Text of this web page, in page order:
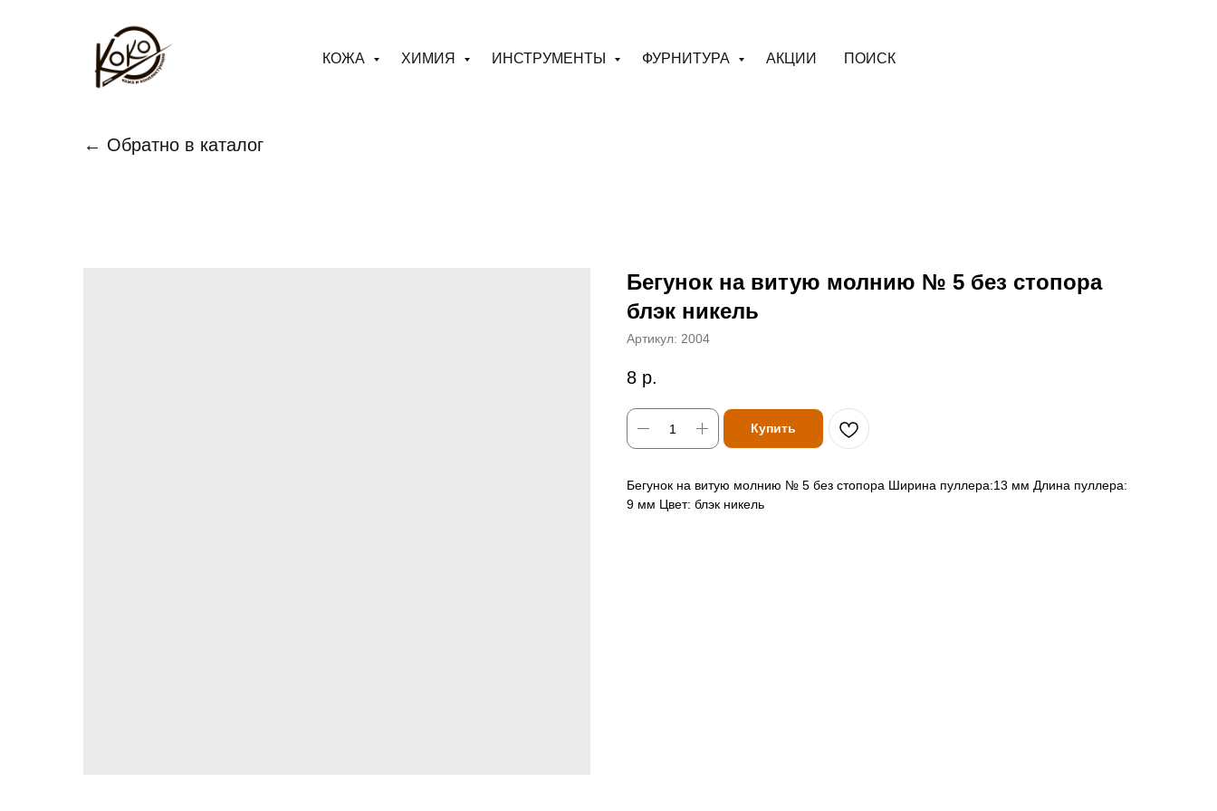
КОЖА ХИМИЯ ИНСТРУМЕНТЫ ФУРНИТУРА АКЦИИ ПОИСК
← Обратно в каталог
Бегунок на витую молнию № 5 без стопора
блэк никель
Артикул: 2004
8 р.
Купить
Бегунок на витую молнию № 5 без стопора Ширина пуллера:13 мм Длина пуллера:
9 мм Цвет: блэк никель